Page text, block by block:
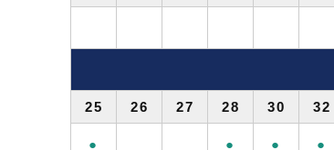
25 26 27 28 30 32
● ● ● ●